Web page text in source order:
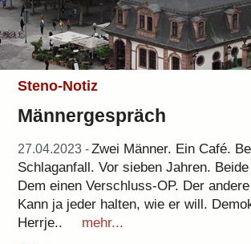
Steno-Notiz
Männergespräch
27.04.2023 -Zwei Männer. Ein Café.
Schlaganfall. Vor sieben Jahren.
Dem einen Verschluss-OP. Der
Kann ja jeder halten, wie er will.
Herrje..
mehr...